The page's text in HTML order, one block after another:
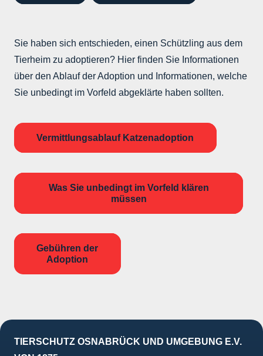
Sie haben sich entschieden, einen Schützling aus dem
Tierheim zu adoptieren? Hier finden Sie Informationen
über den Ablauf der Adoption und Informationen, welche
Sie unbedingt im Vorfeld abgeklärte haben sollten.
Vermittlungsablauf Katzenadoption
Was Sie unbedingt im Vorfeld klären
müssen
Gebühren der
Adoption
TIERSCHUTZ OSNABRÜCK UND UMGEBUNG E.V.